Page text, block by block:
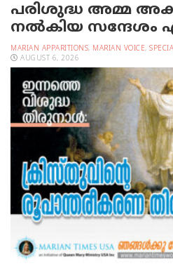
പരിശുദ്ധ അമ്മ
നല്‍കിയ സന്ദേശം
MARIAN APPARITIONS, MARIAN VOICE,
AUGUST 6, 2026